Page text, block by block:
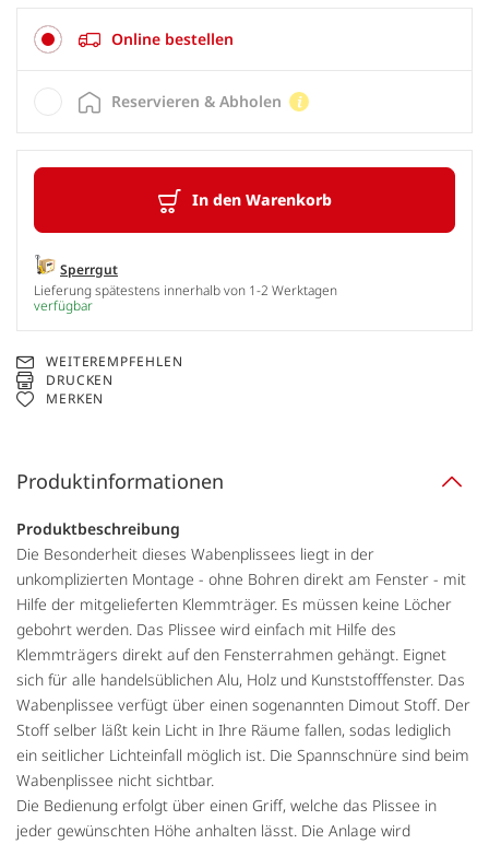
Online bestellen
In den Warenkorb
Sperrgut
Lieferung spätestens innerhalb von 1-2 Werktagen
verfügbar
Reservieren & Abholen
WEITEREMPFEHLEN
DRUCKEN
MERKEN
Produktinformationen
Produktbeschreibung
Die Besonderheit dieses Wabenplissees liegt in der
unkomplizierten Montage - ohne Bohren direkt am Fenster - mit
Hilfe der mitgelieferten Klemmträger. Es müssen keine Löcher
gebohrt werden. Das Plissee wird einfach mit Hilfe des
Klemmträgers direkt auf den Fensterrahmen gehängt. Eignet
sich für alle handelsüblichen Alu, Holz und Kunststofffenster. Das
Wabenplissee verfügt über einen sogenannten Dimout Stoff. Der
Stoff selber läßt kein Licht in Ihre Räume fallen, sodas lediglich
ein seitlicher Lichteinfall möglich ist. Die Spannschnüre sind beim
Wabenplissee nicht sichtbar.
Die Bedienung erfolgt über einen Griff, welche das Plissee in
jeder gewünschten Höhe anhalten lässt. Die Anlage wird